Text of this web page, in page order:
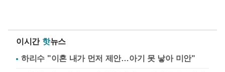
이시간 핫뉴스
하리수 "이혼 내가 먼저 제안…아기 못 낳아 미안"